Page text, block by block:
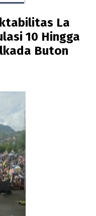
La
10 Hingga
Buton